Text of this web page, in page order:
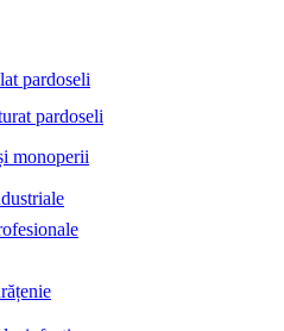
pardoseli
pardoseli
monoperii